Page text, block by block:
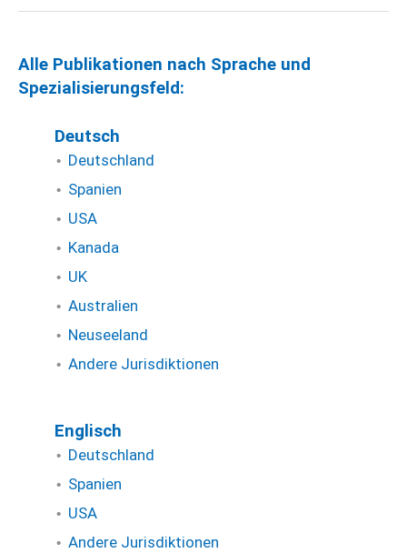
Alle Publikationen nach Sprache und
Spezialisierungsfeld:
Deutsch
Deutschland
Spanien
USA
Kanada
UK
Australien
Neuseeland
Andere Jurisdiktionen
Englisch
Deutschland
Spanien
USA
Andere Jurisdiktionen